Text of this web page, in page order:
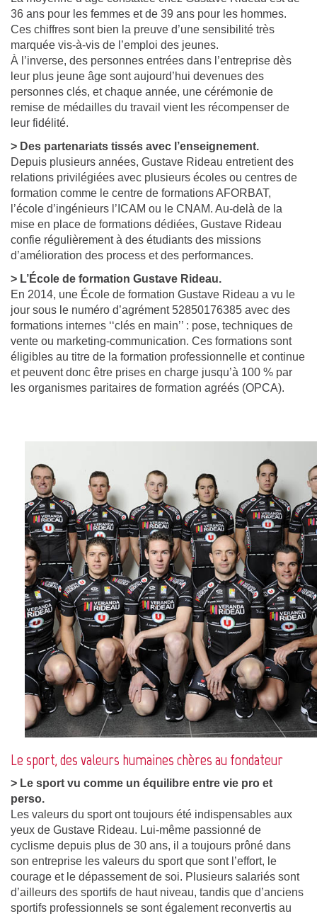
36 ans pour les femmes et de 39 ans pour les hommes.
Ces chiffres sont bien la preuve d’une sensibilité très
marquée vis-à-vis de l’emploi des jeunes.
À l’inverse, des personnes entrées dans l’entreprise dès
leur plus jeune âge sont aujourd’hui devenues des
personnes clés, et chaque année, une cérémonie de
remise de médailles du travail vient les récompenser de
leur fidélité.
> Des partenariats tissés avec l’enseignement.
Depuis plusieurs années, Gustave Rideau entretient des
relations privilégiées avec plusieurs écoles ou centres de
formation comme le centre de formations AFORBAT,
l’école d’ingénieurs l’ICAM ou le CNAM. Au-delà de la
mise en place de formations dédiées, Gustave Rideau
confie régulièrement à des étudiants des missions
d’amélioration des process et des performances.
> L’École de formation Gustave Rideau.
En 2014, une École de formation Gustave Rideau a vu le
jour sous le numéro d’agrément 52850176385 avec des
formations internes ‘‘clés en main’’ : pose, techniques de
vente ou marketing-communication. Ces formations sont
éligibles au titre de la formation professionnelle et continue
et peuvent donc être prises en charge jusqu’à 100 % par
les organismes paritaires de formation agréés (OPCA).
Le sport, des valeurs humaines chères au fondateur
> Le sport vu comme un équilibre entre vie pro et
perso.
Les valeurs du sport ont toujours été indispensables aux
yeux de Gustave Rideau. Lui-même passionné de
cyclisme depuis plus de 30 ans, il a toujours prôné dans
son entreprise les valeurs du sport que sont l’effort, le
courage et le dépassement de soi. Plusieurs salariés sont
d’ailleurs des sportifs de haut niveau, tandis que d’anciens
sportifs professionnels se sont également reconvertis au